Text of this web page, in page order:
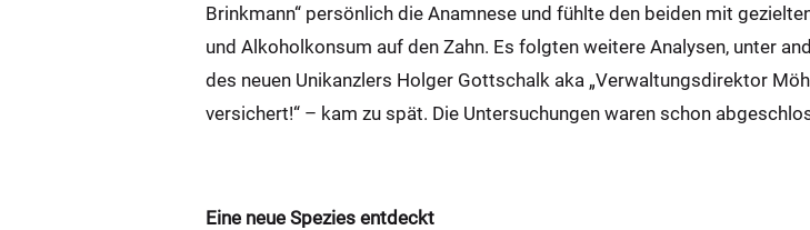
Brinkmann“ persönlich die Anamnese und fühlte den beiden mit
und Alkoholkonsum auf den Zahn. Es folgten weitere Analysen, unter
des neuen Unikanzlers Holger Gottschalk aka „Verwaltungsdirektor
versichert!“ – kam zu spät. Die Untersuchungen waren schon
Eine neue Spezies entdeckt